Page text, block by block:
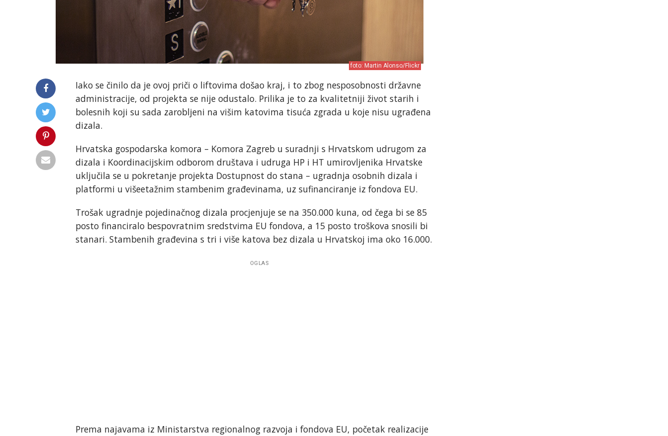
foto: Martin Alonso/Flickr
Iako se činilo da je ovoj priči o liftovima došao kraj, i to zbog nesposobnosti državne
administracije, od projekta se nije odustalo. Prilika je to za kvalitetniji život starih i
bolesnih koji su sada zarobljeni na višim katovima tisuća zgrada u koje nisu ugrađena
dizala.
Hrvatska gospodarska komora – Komora Zagreb u suradnji s Hrvatskom udrugom za
dizala i Koordinacijskim odborom društava i udruga HP i HT umirovljenika Hrvatske
uključila se u pokretanje projekta Dostupnost do stana – ugradnja osobnih dizala i
platformi u višeetažnim stambenim građevinama, uz sufinanciranje iz fondova EU.
Trošak ugradnje pojedinačnog dizala procjenjuje se na 350.000 kuna, od čega bi se 85
posto financiralo bespovratnim sredstvima EU fondova, a 15 posto troškova snosili bi
stanari. Stambenih građevina s tri i više katova bez dizala u Hrvatskoj ima oko 16.000.
OGLAS
Prema najavama iz Ministarstva regionalnog razvoja i fondova EU, početak realizacije